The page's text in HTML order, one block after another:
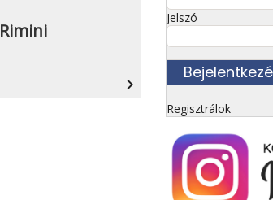
Rimini
navigate_next
Jelszó
Regisztrálok